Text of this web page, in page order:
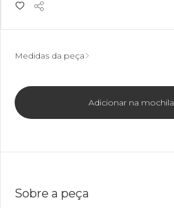
Medidas da peça
Adicionar na mochila
Sobre a peça